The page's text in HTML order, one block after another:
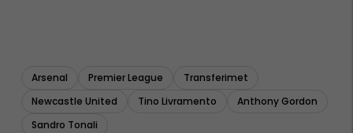
Arsenal Premier League
Transferimet
Newcastle United
Tino Livramento
Anthony Gordon
Sandro Tonali